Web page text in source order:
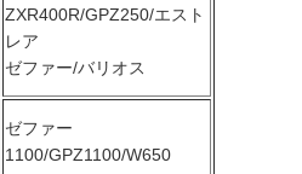
ZXR400R/GPZ250/エスト
レア
ゼファー/バリオス
ゼファー
1100/GPZ1100/W650